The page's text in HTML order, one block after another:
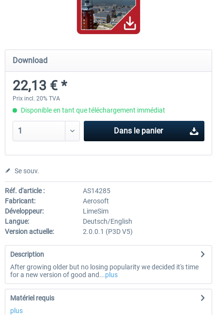
Hamburg-Finkenwerder
12,00 € *
Madeira X Evolution
Download
22,13 € *
Prix incl. 20% TVA
Disponible en tant que téléchargement immédiat
Dans le panier
Se souv.
Réf. d'article :
AS14285
Fabricant:
Aerosoft
Développeur:
LimeSim
Langue:
Deutsch/English
Version actuelle:
2.0.0.1 (P3D V5)
Description
After growing older but no losing popularity we decided it's time
for a new version of good and...plus
Matériel requis
plus